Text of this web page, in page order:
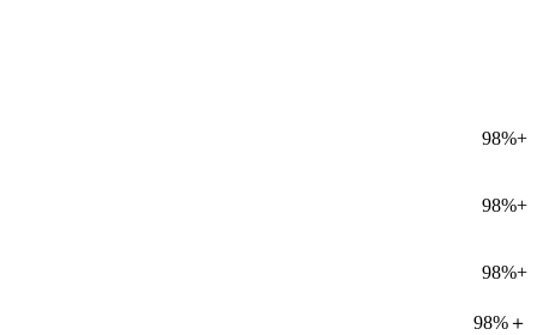
98%+
98%+
98%+
98%＋